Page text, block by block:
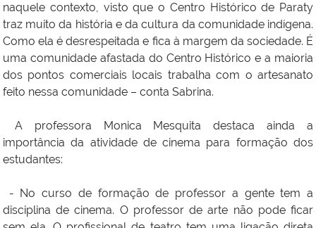
naquele contexto, visto que o Centro Histórico de Paraty
traz muito da história e da cultura da comunidade indígena.
Como ela é desrespeitada e fica à margem da sociedade. É
uma comunidade afastada do Centro Histórico e a maioria
dos pontos comerciais locais trabalha com o artesanato
feito nessa comunidade – conta Sabrina.
A professora Monica Mesquita destaca ainda a
importância da atividade de cinema para formação dos
estudantes:
- No curso de formação de professor a gente tem a
disciplina de cinema. O professor de arte não pode ficar